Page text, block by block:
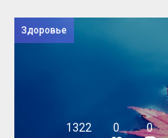
Здоровье
1322 0 0